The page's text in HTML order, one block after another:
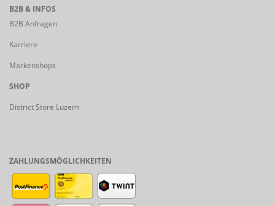
B2B & INFOS
B2B Anfragen
Karriere
Markenshops
SHOP
District Store Luzern
ZAHLUNGSMÖGLICHKEITEN